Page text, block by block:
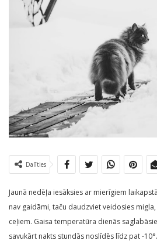
Dalīties
Jaunā nedēļa iesāksies ar mierīgiem
nav gaidāmi, taču daudzviet veidosies
ceļiem. Gaisa temperatūra dienās
savukārt nakts stundās noslīdēs līdz pat -